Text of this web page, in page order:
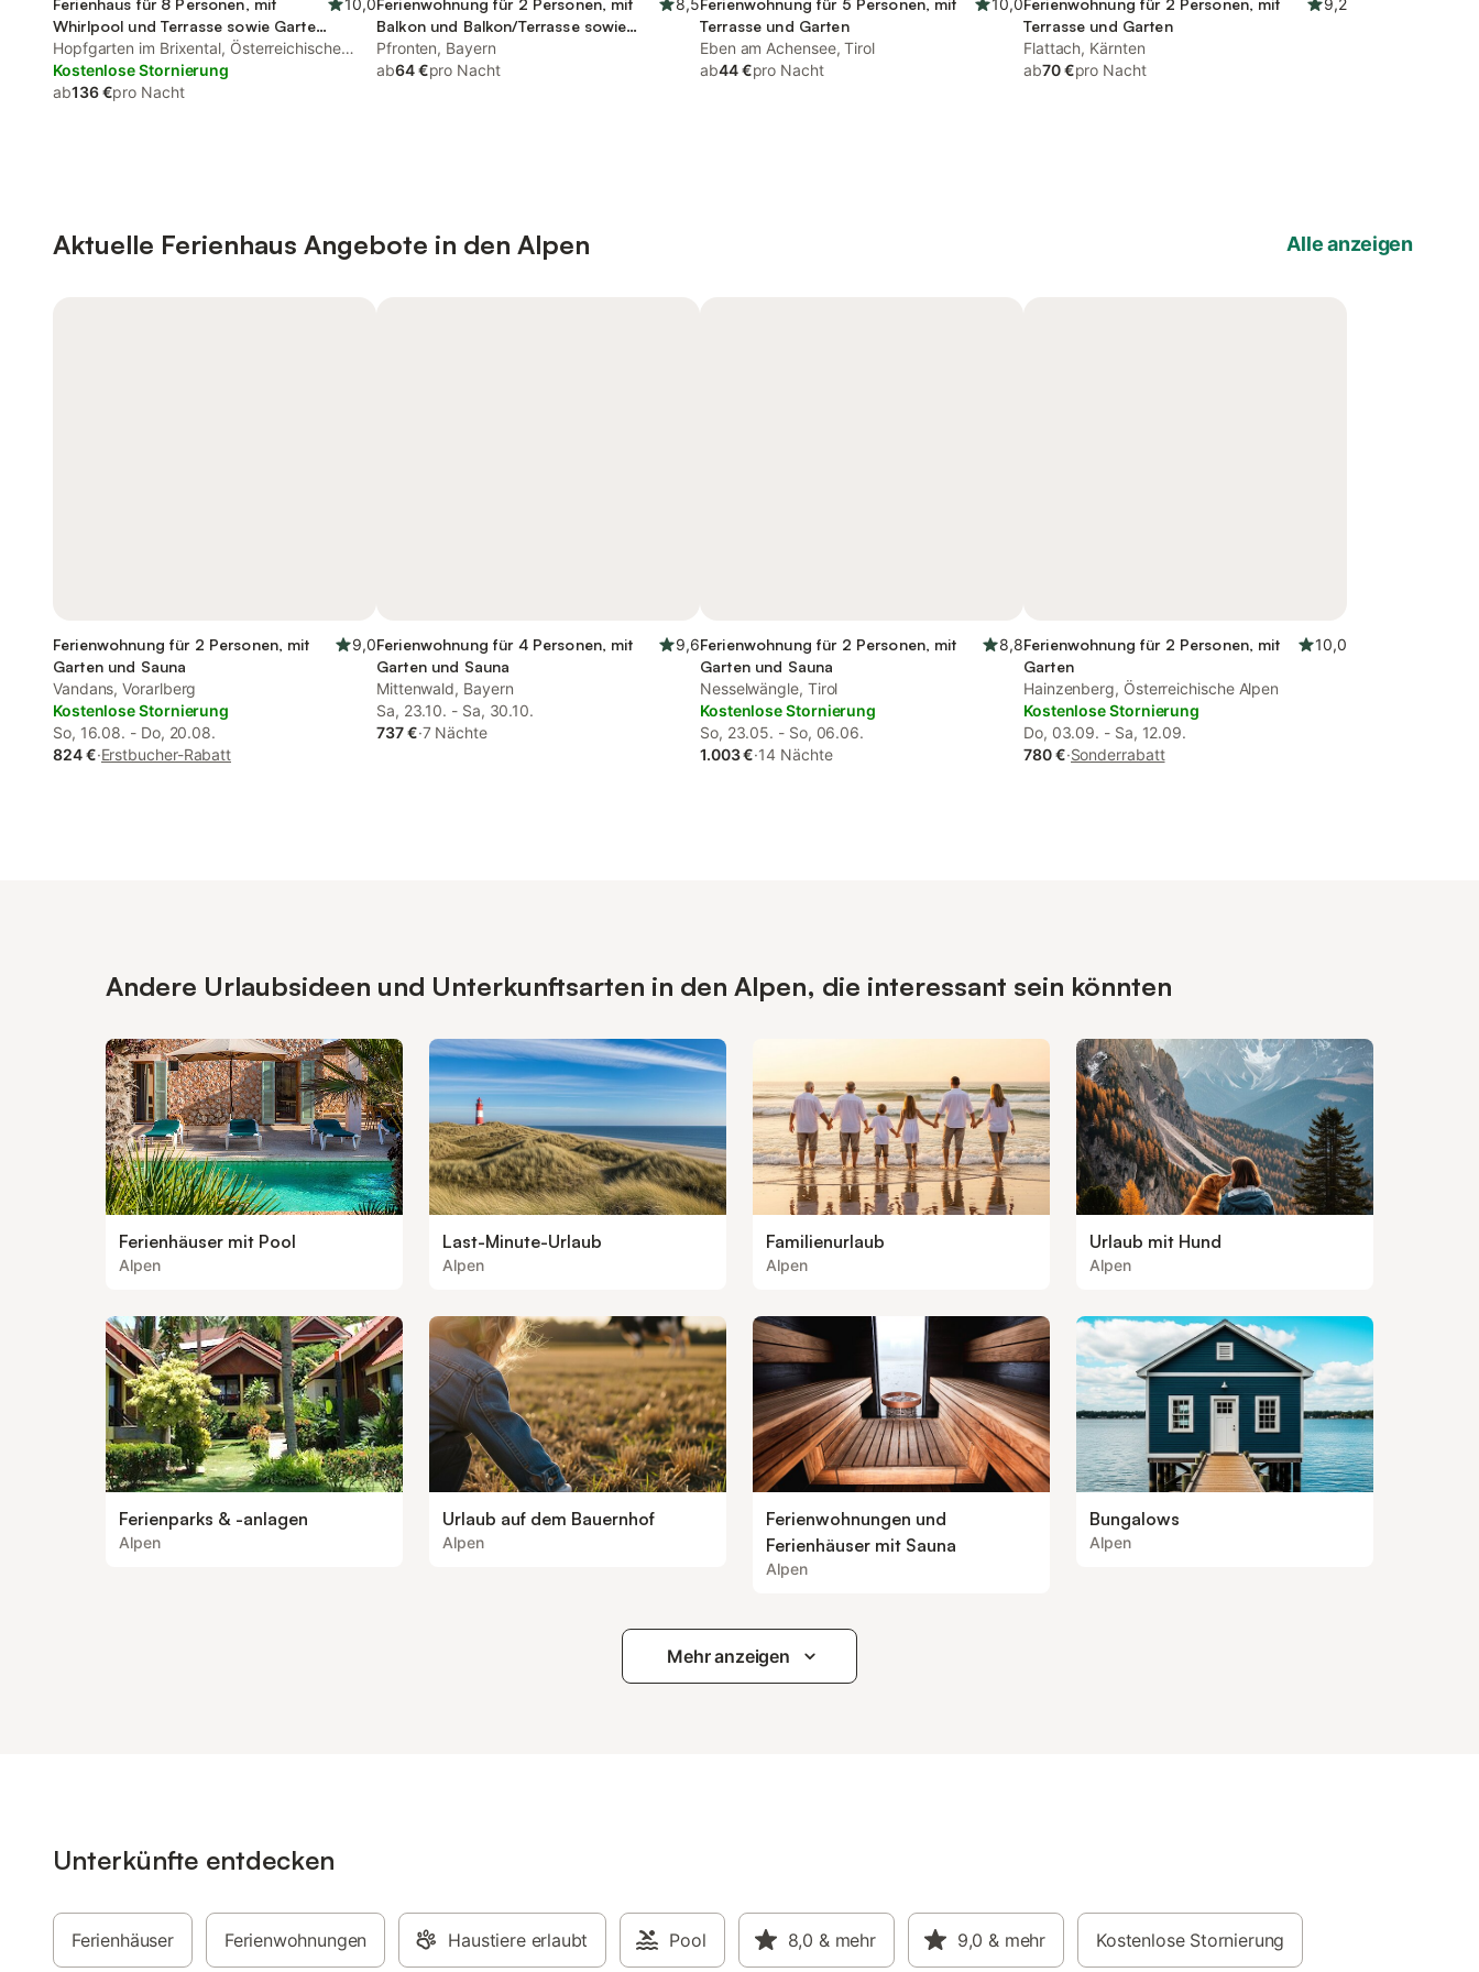
Ferienhaus für 8 Personen, mit
Whirlpool und Terrasse sowie Garten
und Sauna
10,0
Hopfgarten im Brixental, Österreichische
Alpen
Kostenlose Stornierung
ab136 €pro Nacht
Ferienwohnung für 2 Personen, mit
Balkon und Balkon/Terrasse sowie
Sauna
8,5
Pfronten, Bayern
ab64 €pro Nacht
Ferienwohnung für 5 Personen, mit
Terrasse und Garten
10,0
Eben am Achensee, Tirol
ab44 €pro Nacht
Ferienwohnung für 2 Personen, mit
Terrasse und Garten
9,2
Flattach, Kärnten
ab70 €pro Nacht
Aktuelle Ferienhaus Angebote in den Alpen Alle anzeigen
Ferienwohnung für 2 Personen, mit
Garten und Sauna
9,0
Vandans, Vorarlberg
Kostenlose Stornierung
So, 16.08. - Do, 20.08.
824 €·Erstbucher-Rabatt
Ferienwohnung für 4 Personen, mit
Garten und Sauna
9,6
Mittenwald, Bayern
Sa, 23.10. - Sa, 30.10.
737 €·7 Nächte
Ferienwohnung für 2 Personen, mit
Garten und Sauna
8,8
Nesselwängle, Tirol
Kostenlose Stornierung
So, 23.05. - So, 06.06.
1.003 €·14 Nächte
Ferienwohnung für 2 Personen, mit
Garten
10,0
Hainzenberg, Österreichische Alpen
Kostenlose Stornierung
Do, 03.09. - Sa, 12.09.
780 €·Sonderrabatt
Andere Urlaubsideen und Unterkunftsarten in den Alpen, die interessant sein könnten
Ferienhäuser mit Pool
Alpen
Last-Minute-Urlaub
Alpen
Familienurlaub
Alpen
Urlaub mit Hund
Alpen
Ferienparks & -anlagen
Alpen
Urlaub auf dem Bauernhof
Alpen
Ferienwohnungen und
Ferienhäuser mit Sauna
Alpen
Bungalows
Alpen
Mehr anzeigen
Unterkünfte entdecken
Ferienhäuser Ferienwohnungen Haustiere erlaubt Pool 8,0 & mehr 9,0 & mehr Kostenlose Stornierung